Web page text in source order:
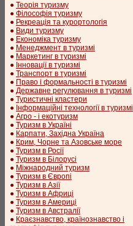
● Теорія туризму
● Філософія туризму
● Рекреація та курортологія
● Види туризму
● Економіка туризму
● Менеджмент в туризмі
● Маркетинг в туризмі
● Інновації в туризмі
● Транспорт в туризмі
● Право і формальності в туризмі
● Державне регулювання в туризмі
● Туристичні кластери
● Інформаційні технології в туризмі
● Агро - і екотуризм
● Туризм в Україні
● Карпати, Західна Україна
● Крим, Чорне та Азовське море
● Туризм в Росії
● Туризм в Білорусі
● Міжнародний туризм
● Туризм в Європі
● Туризм в Азії
● Туризм в Африці
● Туризм в Америці
● Туризм в Австралії
● Краєзнавство, країнознавство і